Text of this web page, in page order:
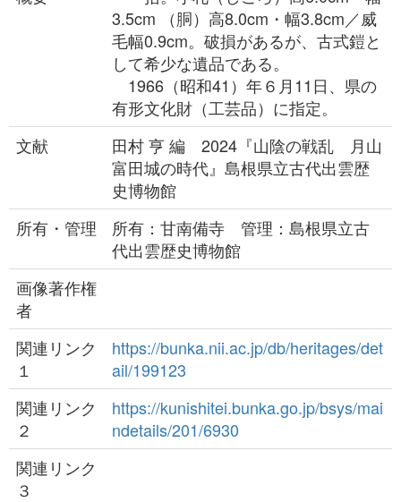
3.5cm （胴）高8.0cm・幅3.8cm／威
毛幅0.9cm。破損があるが、古式鎧と
して希少な遺品である。
1966（昭和41）年６月11日、県の
有形文化財（工芸品）に指定。
文献
田村 亨 編 2024『山陰の戦乱 月山
富田城の時代』島根県立古代出雲歴
史博物館
所有・管理
所有：甘南備寺 管理：島根県立古
代出雲歴史博物館
画像著作権
者
関連リンク
１
https://bunka.nii.ac.jp/db/heritages/det
ail/199123
関連リンク
２
https://kunishitei.bunka.go.jp/bsys/mai
ndetails/201/6930
関連リンク
３